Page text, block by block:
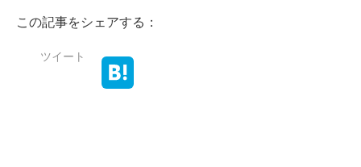
この記事をシェアする：
ツイート